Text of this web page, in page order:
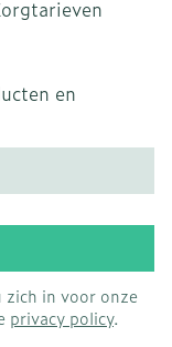
en
in voor onze
privacy policy.